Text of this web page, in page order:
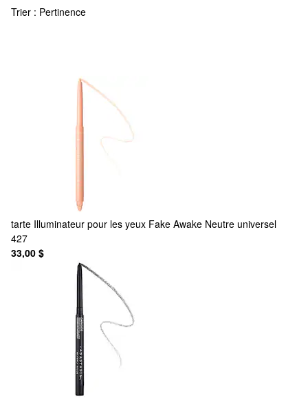
Trier : Pertinence
tarte Illuminateur pour les yeux Fake Awake Neutre universel
427
33,00 $